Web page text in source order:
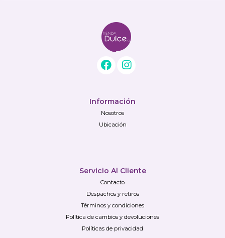
Información
Nosotros
Ubicación
Servicio Al Cliente
Contacto
Despachos y retiros
Términos y condiciones
Política de cambios y devoluciones
Políticas de privacidad